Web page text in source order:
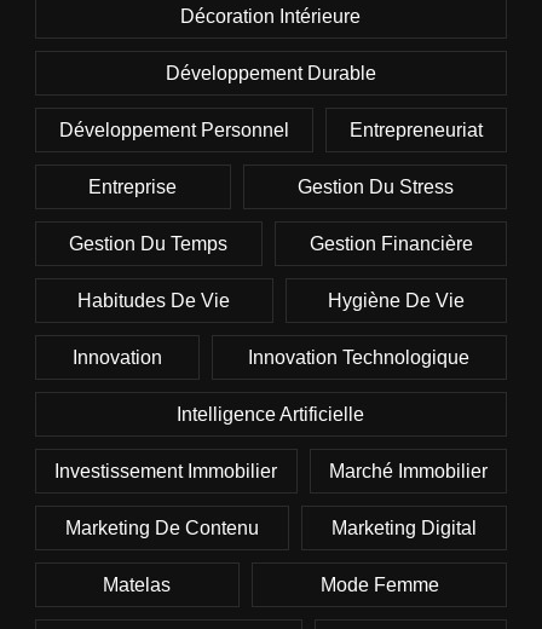
Décoration Intérieure
Développement Durable
Développement Personnel Entrepreneuriat
Entreprise Gestion Du Stress
Gestion Du Temps Gestion Financière
Habitudes De Vie Hygiène De Vie
Innovation Innovation Technologique
Intelligence Artificielle
Investissement Immobilier Marché Immobilier
Marketing De Contenu Marketing Digital
Matelas Mode Femme